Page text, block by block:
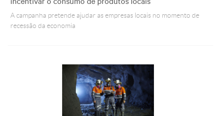
A campanha pretende ajudar as empresas locais no momento de
recessão da economia